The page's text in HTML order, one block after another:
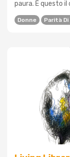
paura. È questo il
Donne Parità